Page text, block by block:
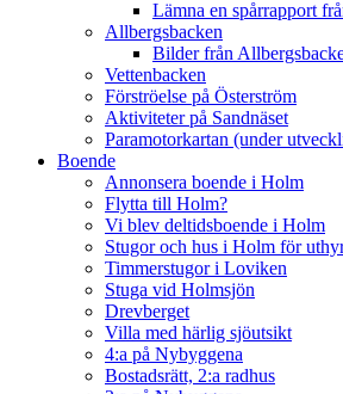
Lämna en spårrapport
Allbergsbacken
Bilder från
Vettenbacken
Förströelse på Österström
Aktiviteter på Sandnäset
Paramotorkartan (under
Boende
Annonsera boende i Holm
Flytta till Holm?
Vi blev deltidsboende i Holm
Stugor och hus i Holm för
Timmerstugor i Loviken
Stuga vid Holmsjön
Drevberget
Villa med härlig sjöutsikt
4:a på Nybyggena
Bostadsrätt, 2:a radhus